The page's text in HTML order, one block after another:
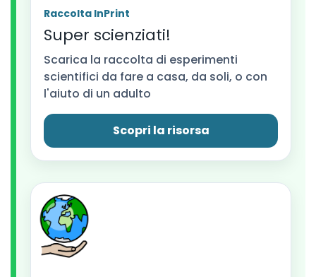
Raccolta InPrint
Super scienziati!
Scarica la raccolta di esperimenti
scientifici da fare a casa, da soli, o con
l'aiuto di un adulto
Scopri la risorsa